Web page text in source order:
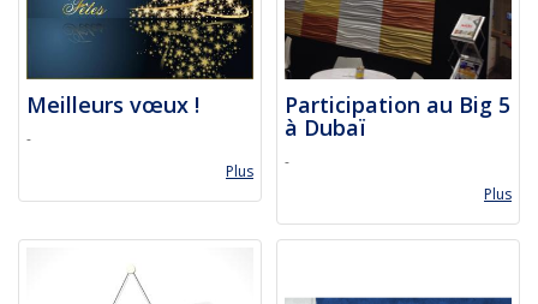
Meilleurs vœux !
-
Plus
Participation au Big 5
à Dubaï
-
Plus